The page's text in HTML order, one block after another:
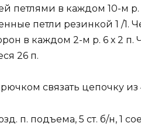
петлями в каждом 10-м р.
петли резинкой 1 /1.
в каждом 2-м р. 6 х 2 п.
26 п.
связать цепочку из
п. подъема, 5 ст. б/н, 1